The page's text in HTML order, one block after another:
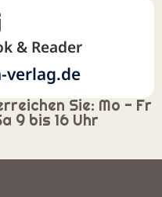
& Reader
verlag.de
Sie: Mo - Fr
9 bis 16 Uhr